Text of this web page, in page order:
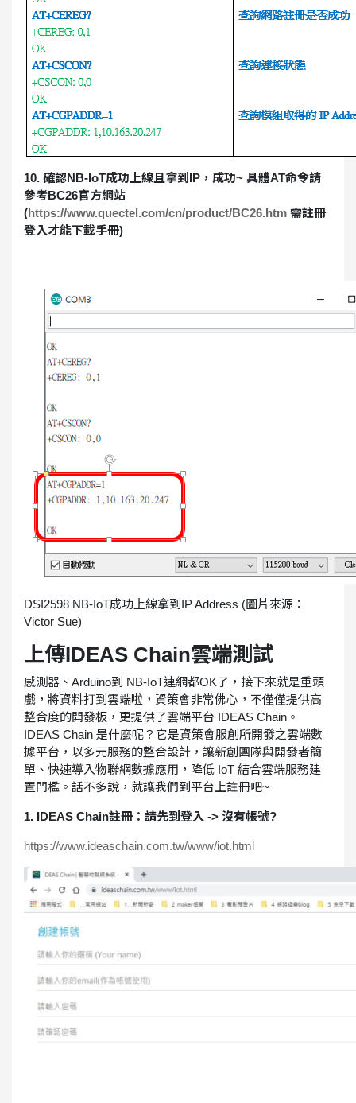
10. 確認NB-IoT成功上線且拿到IP，成功~ 具體AT命令請
參考BC26官方網站
(https://www.quectel.com/cn/product/BC26.htm 需註冊
登入才能下載手冊)
DSI2598 NB-IoT成功上線拿到IP Address (圖片來源：
Victor Sue)
上傳IDEAS Chain雲端測試
感測器、Arduino到 NB-IoT連網都OK了，接下來就是重頭
戲，將資料打到雲端啦，資策會非常佛心，不僅僅提供高
整合度的開發板，更提供了雲端平台 IDEAS Chain。
IDEAS Chain 是什麼呢？它是資策會服創所開發之雲端數
據平台，以多元服務的整合設計，讓新創團隊與開發者簡
單、快速導入物聯網數據應用，降低 IoT 結合雲端服務建
置門檻。話不多說，就讓我們到平台上註冊吧~
1. IDEAS Chain註冊：請先到登入 -> 沒有帳號?
https://www.ideaschain.com.tw/www/iot.html